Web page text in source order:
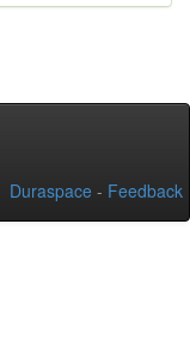
Duraspace - Feedback